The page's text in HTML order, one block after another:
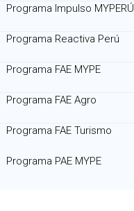
Programa Impulso MYPERÚ
Programa Reactiva Perú
Programa FAE MYPE
Programa FAE Agro
Programa FAE Turismo
Programa PAE MYPE